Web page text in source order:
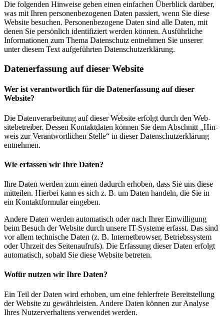
Die fol­genden Hin­weise geben einen ein­fa­chen Über­blick dar­über,
was mit Ihren per­so­nen­be­zo­genen Daten pas­siert, wenn Sie diese
Web­site besu­chen. Per­so­nen­be­zo­gene Daten sind alle Daten, mit
denen Sie per­sön­lich iden­ti­fi­ziert werden können. Aus­führ­liche
Infor­ma­tionen zum Thema Daten­schutz ent­nehmen Sie unserer
unter diesem Text auf­ge­führten Datenschutzerklärung.
Daten­er­fas­sung auf dieser Website
Wer ist ver­ant­wort­lich für die Daten­er­fas­sung auf dieser
Website?
Die Daten­ver­ar­bei­tung auf dieser Web­site erfolgt durch den Web­
site­be­treiber. Dessen Kon­takt­daten können Sie dem Abschnitt „Hin­
weis zur Ver­ant­wort­li­chen Stelle“ in dieser Daten­schutz­er­klä­rung
entnehmen.
Wie erfassen wir Ihre Daten?
Ihre Daten werden zum einen dadurch erhoben, dass Sie uns diese
mit­teilen. Hierbei kann es sich z. B. um Daten han­deln, die Sie in
ein Kon­takt­for­mular eingeben.
Andere Daten werden auto­ma­tisch oder nach Ihrer Ein­wil­li­gung
beim Besuch der Web­site durch unsere IT-Sys­teme erfasst. Das sind
vor allem tech­ni­sche Daten (z. B. Inter­net­browser, Betriebs­system
oder Uhr­zeit des Sei­ten­auf­rufs). Die Erfas­sung dieser Daten erfolgt
auto­ma­tisch, sobald Sie diese Web­site betreten.
Wofür nutzen wir Ihre Daten?
Ein Teil der Daten wird erhoben, um eine feh­ler­freie Bereit­stel­lung
der Web­site zu gewähr­leisten. Andere Daten können zur Ana­lyse
Ihres Nut­zer­ver­hal­tens ver­wendet werden.